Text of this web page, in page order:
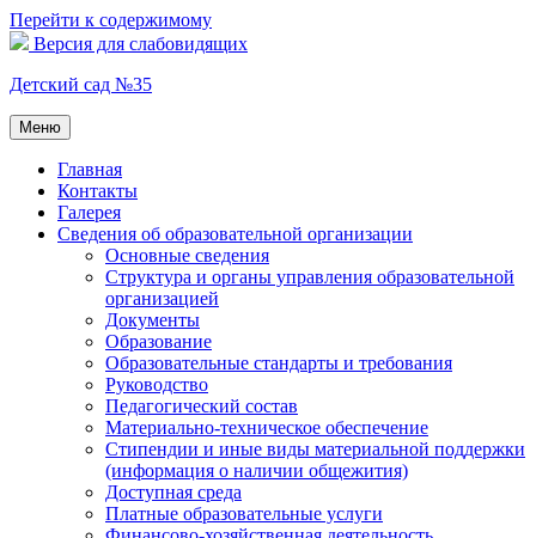
Перейти к содержимому
Версия для слабовидящих
Детский сад №35
Меню
Главная
Контакты
Галерея
Сведения об образовательной организации
Основные сведения
Структура и органы управления образовательной
организацией
Документы
Образование
Образовательные стандарты и требования
Руководство
Педагогический состав
Материально-техническое обеспечение
Стипендии и иные виды материальной поддержки
(информация о наличии общежития)
Доступная среда
Платные образовательные услуги